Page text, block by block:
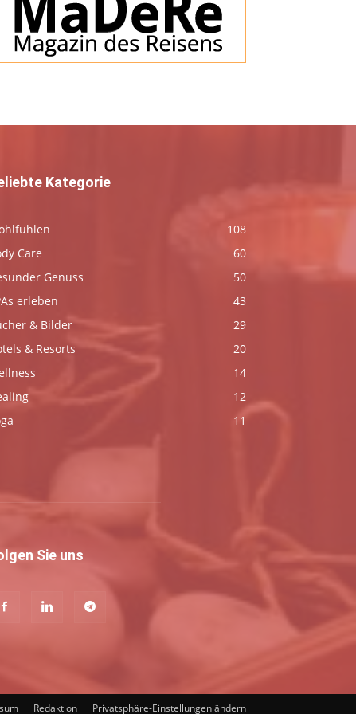
Kategorie
108
Care
60
Genuss
50
erleben
43
& Bilder
29
& Resorts
20
14
12
11
Sie uns
Redaktion Privatsphäre-Einstellungen ändern